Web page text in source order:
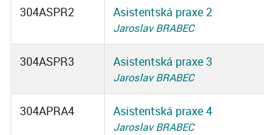
304ASPR2 Asistentská praxe 2
Jaroslav BRABEC
304ASPR3 Asistentská praxe 3
Jaroslav BRABEC
304APRA4 Asistentská praxe 4
Jaroslav BRABEC